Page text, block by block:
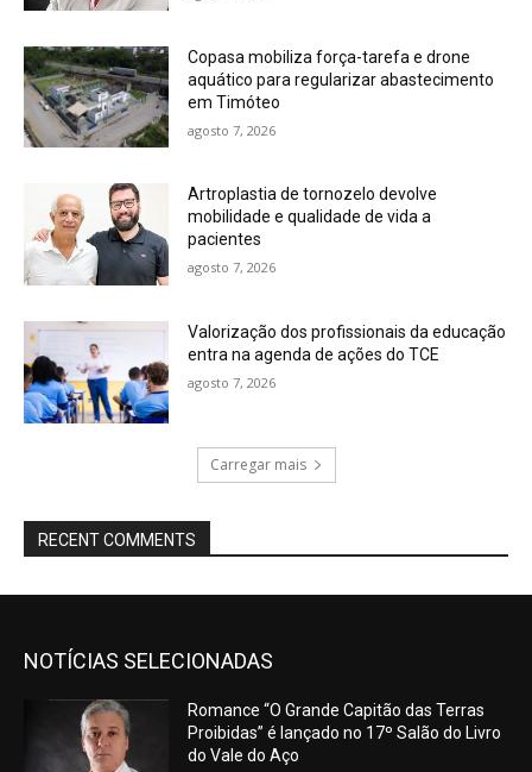
Copasa mobiliza força-tarefa e drone
aquático para regularizar abastecimento
em Timóteo
agosto 7, 2026
Artroplastia de tornozelo devolve
mobilidade e qualidade de vida a
pacientes
agosto 7, 2026
Valorização dos profissionais da educação
entra na agenda de ações do TCE
agosto 7, 2026
Carregar mais
RECENT COMMENTS
NOTÍCIAS SELECIONADAS
Romance “O Grande Capitão das Terras
Proibidas” é lançado no 17º Salão do Livro
do Vale do Aço